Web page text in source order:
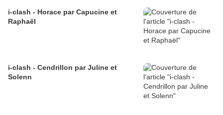
i-clash - Horace par Capucine et
Raphaël
i-clash - Cendrillon par Juline et
Solenn